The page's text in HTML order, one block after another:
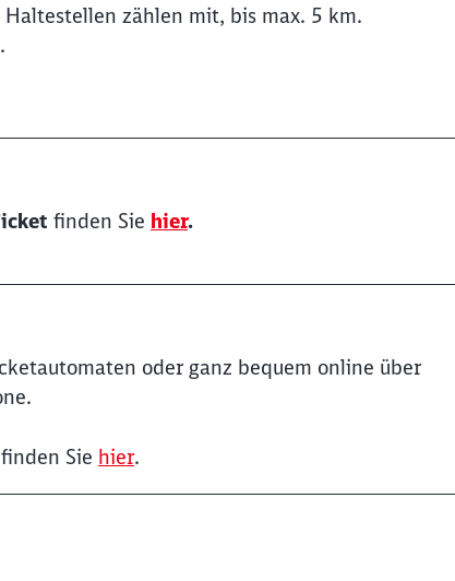
zählen mit, bis max. 5 km.
finden Sie hier.
oder ganz bequem online über
Sie hier.